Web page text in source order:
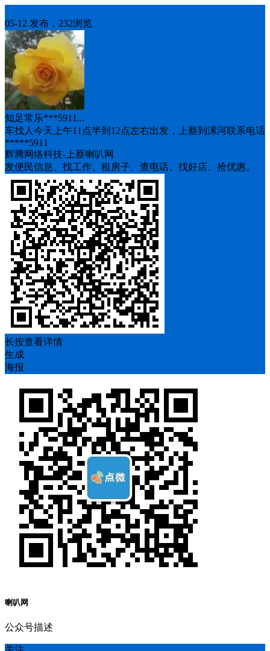
05-12 发布，232浏览
知足常乐***5911...
车找人今天上午11点半到12点左右出发，上蔡到漯河联系电话
*****5911
辉腾网络科技-上蔡喇叭网
发便民信息、找工作、租房子、查电话、找好店、抢优惠。
长按查看详情
生成
海报
喇叭网
公众号描述